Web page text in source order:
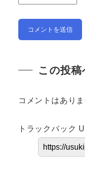
この投
コメントはありま
トラックバック